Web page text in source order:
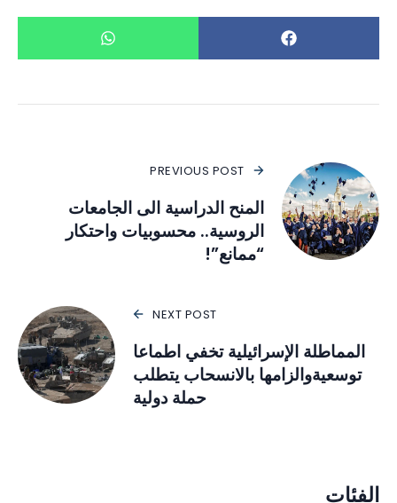
PREVIOUS POST
المنح الدراسية الى الجامعات
الروسية.. محسوبيات واحتكار
“ممانع”!
NEXT POST
المماطلة الإسرائيلية تخفي اطماعا
توسعيةوالزامها بالانسحاب يتطلب
حملة دولية
الفئات